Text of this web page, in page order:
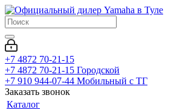
+7 4872 70-21-15
+7 4872 70-21-15 Городской
+7 910 944-07-44 Мобильный с ТГ
Заказать звонок
Каталог